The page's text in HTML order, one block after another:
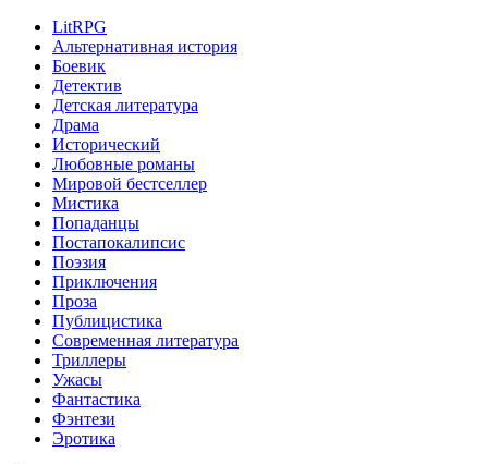
LitRPG
Альтернативная история
Боевик
Детектив
Детская литература
Драма
Исторический
Любовные романы
Мировой бестселлер
Мистика
Попаданцы
Постапокалипсис
Поэзия
Приключения
Проза
Публицистика
Современная литература
Триллеры
Ужасы
Фантастика
Фэнтези
Эротика